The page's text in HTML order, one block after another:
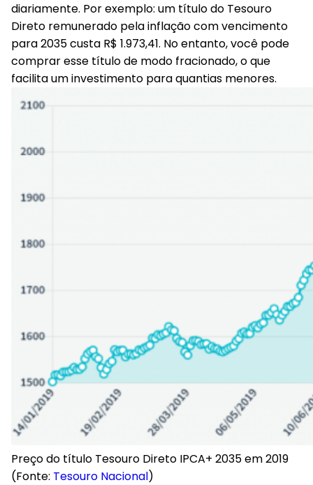
diariamente. Por exemplo: um título do Tesouro
Direto remunerado pela inflação com vencimento
para 2035 custa R$ 1.973,41. No entanto, você pode
comprar esse título de modo fracionado, o que
facilita um investimento para quantias menores.
Preço do título Tesouro Direto IPCA+ 2035 em 2019
(Fonte: Tesouro Nacional)